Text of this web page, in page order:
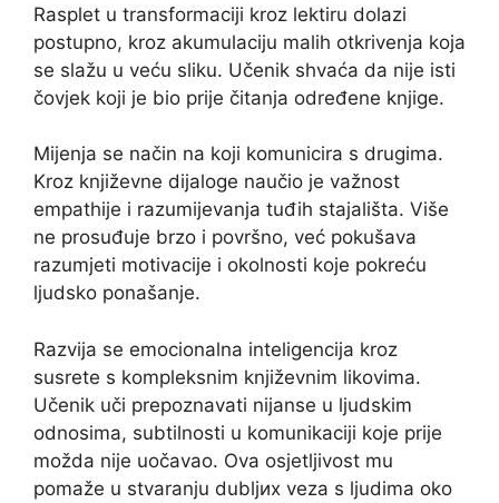
Rasplet u transformaciji kroz lektiru dolazi
postupno, kroz akumulaciju malih otkrivenja koja
se slažu u veću sliku. Učenik shvaća da nije isti
čovjek koji je bio prije čitanja određene knjige.
Mijenja se način na koji komunicira s drugima.
Kroz književne dijaloge naučio je važnost
empathije i razumijevanja tuđih stajališta. Više
ne prosuđuje brzo i površno, već pokušava
razumjeti motivacije i okolnosti koje pokreću
ljudsko ponašanje.
Razvija se emocionalna inteligencija kroz
susrete s kompleksnim književnim likovima.
Učenik uči prepoznavati nijanse u ljudskim
odnosima, subtilnosti u komunikaciji koje prije
možda nije uočavao. Ova osjetljivost mu
pomaže u stvaranju dubljих veza s ljudima oko